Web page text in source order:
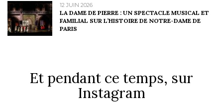
12 JUIN 2026
LA DAME DE PIERRE : UN SPECTACLE MUSICAL ET
FAMILIAL SUR L’HISTOIRE DE NOTRE-DAME DE
PARIS
Et pendant ce temps, sur
Instagram